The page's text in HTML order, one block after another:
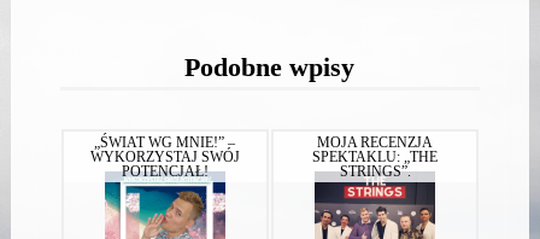
Podobne wpisy
„ŚWIAT WG MNIE!” –
WYKORZYSTAJ SWÓJ
POTENCJAŁ!
MOJA RECENZJA
SPEKTAKLU: „THE
STRINGS”.